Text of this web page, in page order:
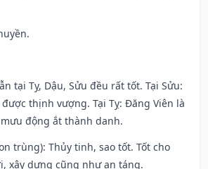
tại Tỵ, Dậu, Sửu đều rất tốt. Tại Sửu:
thịnh vượng. Tại Tỵ: Đăng Viên là
động ắt thành danh.
trùng): Thủy tinh, sao tốt. Tốt cho
xây dựng cũng như an táng.